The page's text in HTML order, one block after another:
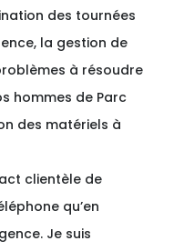
des tournées
la gestion de
à résoudre
hommes de Parc
des matériels à
clientèle de
qu’en
Je suis